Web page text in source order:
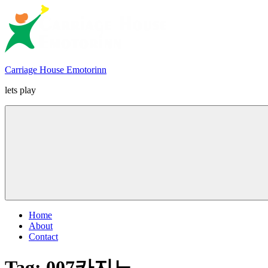
content
Carriage House Emotorinn
lets play
Home
About
Contact